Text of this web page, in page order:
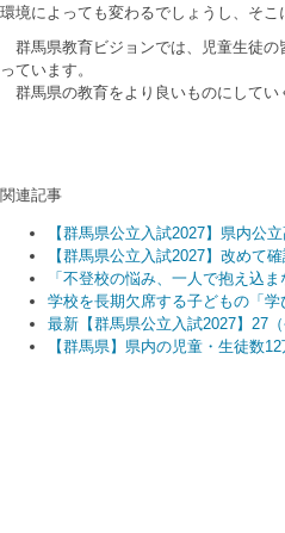
環境によっても変わるでしょうし、そこ
群馬県教育ビジョンでは、児童生徒の
っています。
群馬県の教育をより良いものにしてい
関連記事
【群馬県公立入試2027】県内公
【群馬県公立入試2027】改めて
「不登校の悩み、一人で抱え込
学校を長期欠席する子どもの「
最新【群馬県公立入試2027】27
【群馬県】県内の児童・生徒数